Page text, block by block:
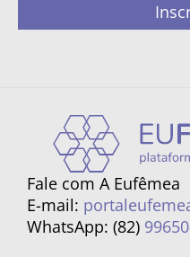
Fale com A Eufêmea
E-mail:
WhatsApp: (82)